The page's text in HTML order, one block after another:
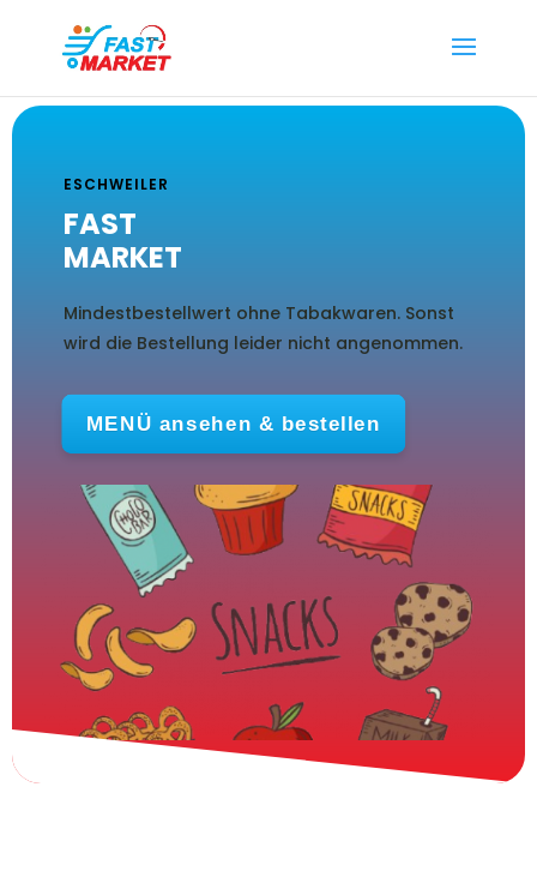
ESCHWEILER
FAST
MARKET
Mindestbestellwert ohne Tabakwaren. Sonst
wird die Bestellung leider nicht angenommen.
MENÜ ansehen & bestellen